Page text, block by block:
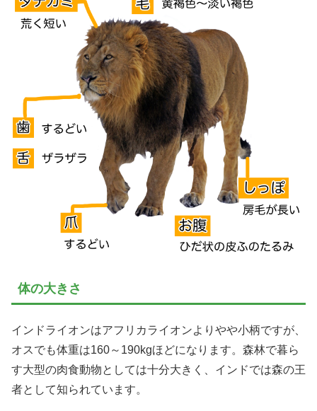
体の大きさ
インドライオンはアフリカライオンよりやや小柄ですが、
オスでも体重は160～190kgほどになります。森林で暮ら
す大型の肉食動物としては十分大きく、インドでは森の王
者として知られています。